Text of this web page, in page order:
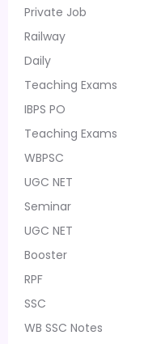
Private Job
Railway
Daily
Teaching Exams
IBPS PO
Teaching Exams
WBPSC
UGC NET
Seminar
UGC NET
Booster
RPF
SSC
WB SSC Notes